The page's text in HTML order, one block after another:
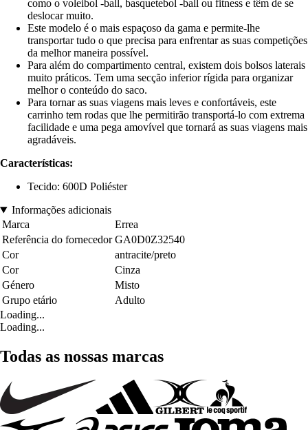
como o voleibol -ball, basquetebol -ball ou fitness e têm de se
deslocar muito.
Este modelo é o mais espaçoso da gama e permite-lhe
transportar tudo o que precisa para enfrentar as suas competições
da melhor maneira possível.
Para além do compartimento central, existem dois bolsos laterais
muito práticos. Tem uma secção inferior rígida para organizar
melhor o conteúdo do saco.
Para tornar as suas viagens mais leves e confortáveis, este
carrinho tem rodas que lhe permitirão transportá-lo com extrema
facilidade e uma pega amovível que tornará as suas viagens mais
agradáveis.
Características:
Tecido: 600D Poliéster
Informações adicionais
Marca
Errea
Referência do fornecedor GA0D0Z32540
Cor
antracite/preto
Cor
Cinza
Género
Misto
Grupo etário
Adulto
Loading...
Loading...
Todas as nossas marcas